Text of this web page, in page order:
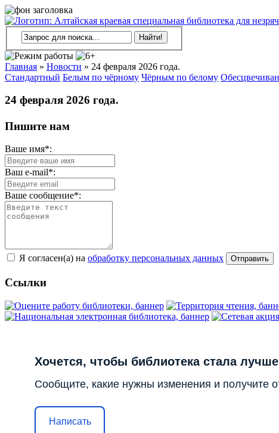
Главная » Новости » 24 февраля 2026 года.
Стандартный Белым по чёрному Чёрным по белому
24 февраля 2026 года.
Пишите нам
Ваше имя*:
Ваш e-mail*:
Ваше сообщение*:
Я согласен(а) на обработку персональных данных
Ссылки
Хочется, чтобы библиотека стала
Сообщите, какие нужны изменения и получите
Написать